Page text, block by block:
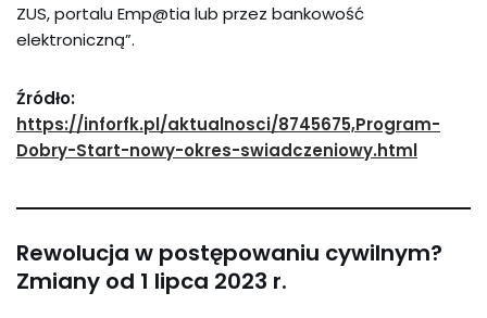
ZUS, portalu Emp@tia lub przez bankowość
elektroniczną”.
Źródło:
https://inforfk.pl/aktualnosci/8745675,Program-
Dobry-Start-nowy-okres-swiadczeniowy.html
Rewolucja w postępowaniu cywilnym?
Zmiany od 1 lipca 2023 r.